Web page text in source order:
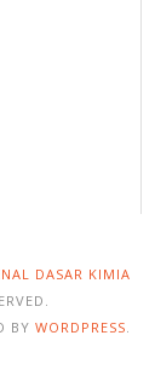
DASAR KIMIA
BY WORDPRESS